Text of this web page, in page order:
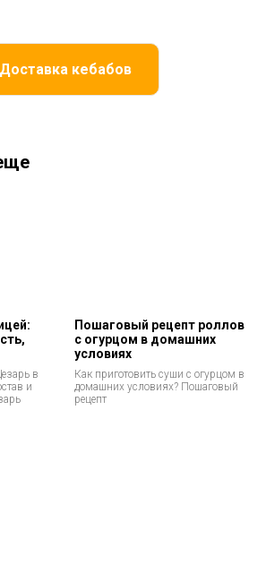
Доставка кебабов
в
и
Пошаговый рецепт роллов
с огурцом в домашних
условиях
Как приготовить суши с огурцом в
домашних условиях? Пошаговый
рецепт